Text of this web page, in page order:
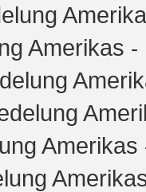
Amerikas -
Amerikas